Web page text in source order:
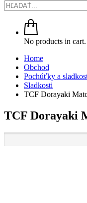
No products in cart.
Home
Obchod
Pochúťky a
Sladkosti
TCF Dorayaki
TCF Dorayaki